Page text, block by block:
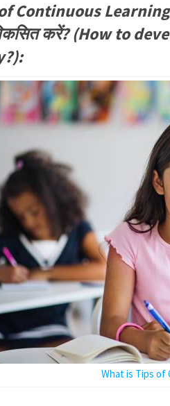
Continuous Learning
करें? (How to
What is Tips of